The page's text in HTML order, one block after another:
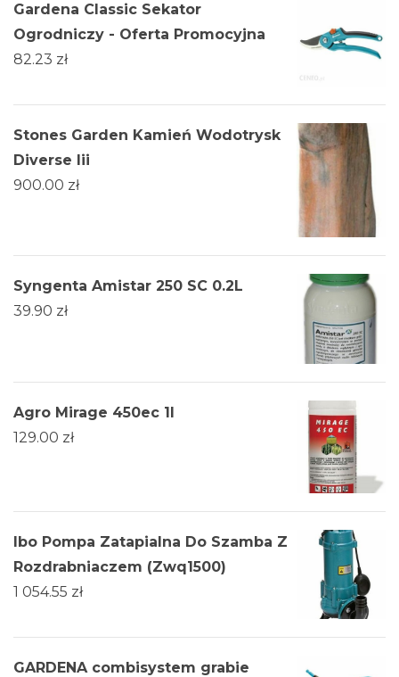
Gardena Classic Sekator
Ogrodniczy - Oferta Promocyjna
82.23 zł
Stones Garden Kamień Wodotrysk
Diverse Iii
900.00 zł
Syngenta Amistar 250 SC 0.2L
39.90 zł
Agro Mirage 450ec 1l
129.00 zł
Ibo Pompa Zatapialna Do Szamba Z
Rozdrabniaczem (Zwq1500)
1 054.55 zł
GARDENA combisystem grabie